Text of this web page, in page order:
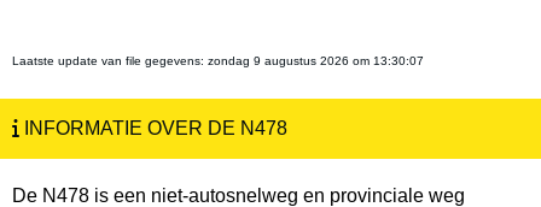
Laatste update van file gegevens: zondag 9 augustus 2026 om 13:30:07
INFORMATIE OVER DE N478
De N478 is een niet-autosnelweg en provinciale weg